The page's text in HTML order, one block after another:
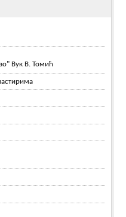
Вук В. Томић